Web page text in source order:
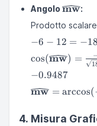
90^\circ
Angolo mw:
Prodotto
−6 − 12 = −18
= \frac{-18}
\frac{-
cos(mw) = −
−0.9487
= \arccos(-
\approx
mw = arccos(
4. Misura